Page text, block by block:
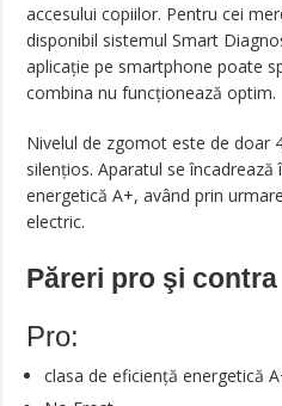
accesului copiilor. Pentru cei
disponibil sistemul Smart
aplicație pe smartphone poate
combina nu funcționează optim.
Nivelul de zgomot este de doar
silențios. Aparatul se încadrează
energetică A+, având prin
electric.
Păreri pro şi contra
Pro:
clasa de eficiență energetică